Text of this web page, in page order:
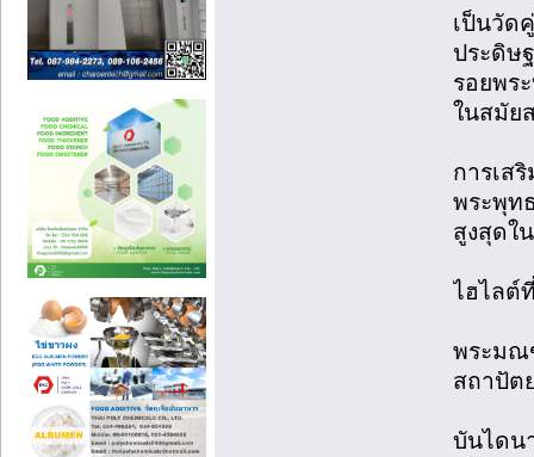
เป็นวัด
ประดิษ
รอยพร
ในสมัย
การเส
พระพุท
สูงสุดใ
ไฮไลต์
พระมณ
สถาปัต
บันไดน